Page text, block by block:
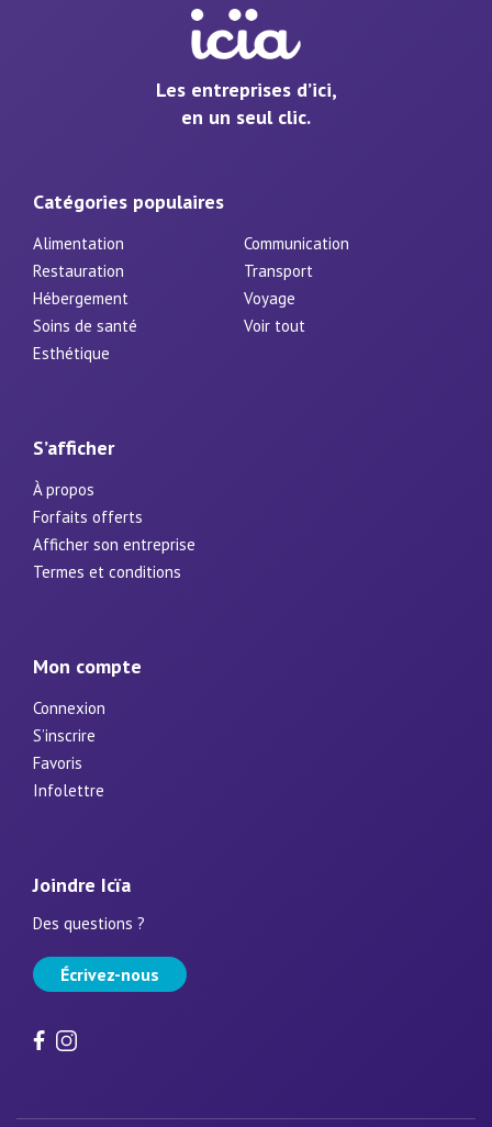
Les entreprises d’ici,
en un seul clic.
Catégories populaires
Alimentation
Communication
Restauration
Transport
Hébergement
Voyage
Soins de santé
Voir tout
Esthétique
S’afficher
À propos
Forfaits offerts
Afficher son entreprise
Termes et conditions
Mon compte
Connexion
S’inscrire
Favoris
Infolettre
Joindre Icïa
Des questions ?
Écrivez-nous